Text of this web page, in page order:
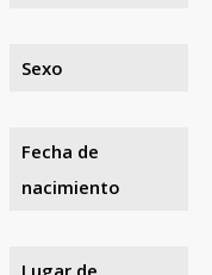
Sexo
Fecha de
nacimiento
Lugar de